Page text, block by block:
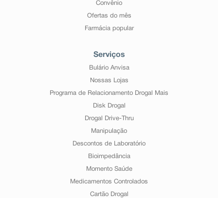
Convênio
Ofertas do mês
Farmácia popular
Serviços
Bulário Anvisa
Nossas Lojas
Programa de Relacionamento Drogal Mais
Disk Drogal
Drogal Drive-Thru
Manipulação
Descontos de Laboratório
Bioimpedância
Momento Saúde
Medicamentos Controlados
Cartão Drogal